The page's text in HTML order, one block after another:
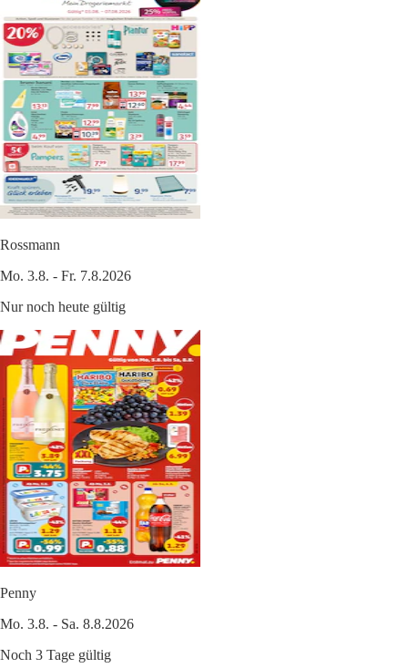
Rossmann
Mo. 3.8. - Fr. 7.8.2026
Nur noch heute gültig
Penny
Mo. 3.8. - Sa. 8.8.2026
Noch 3 Tage gültig